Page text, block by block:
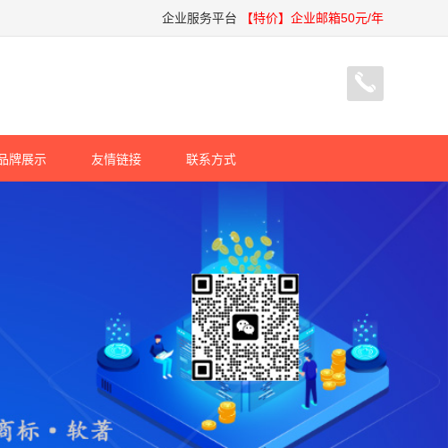
企业服务平台 【特价】企业邮箱50元/年
牌展示 友情链接 联系方式